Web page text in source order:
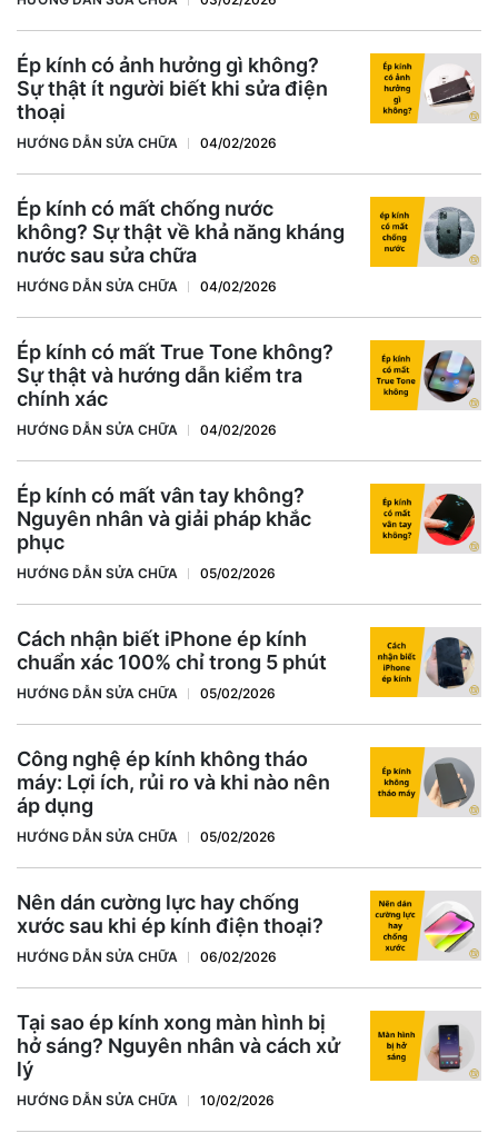
Ép kính có ảnh hưởng gì không?
Sự thật ít người biết khi sửa điện
thoại
HƯỚNG DẪN SỬA CHỮA 04/02/2026
Ép kính có mất chống nước
không? Sự thật về khả năng kháng
nước sau sửa chữa
HƯỚNG DẪN SỬA CHỮA 04/02/2026
Ép kính có mất True Tone không?
Sự thật và hướng dẫn kiểm tra
chính xác
HƯỚNG DẪN SỬA CHỮA 04/02/2026
Ép kính có mất vân tay không?
Nguyên nhân và giải pháp khắc
phục
HƯỚNG DẪN SỬA CHỮA 05/02/2026
Cách nhận biết iPhone ép kính
chuẩn xác 100% chỉ trong 5 phút
HƯỚNG DẪN SỬA CHỮA 05/02/2026
Công nghệ ép kính không tháo
máy: Lợi ích, rủi ro và khi nào nên
áp dụng
HƯỚNG DẪN SỬA CHỮA 05/02/2026
Nên dán cường lực hay chống
xước sau khi ép kính điện thoại?
HƯỚNG DẪN SỬA CHỮA 06/02/2026
Tại sao ép kính xong màn hình bị
hở sáng? Nguyên nhân và cách xử
lý
HƯỚNG DẪN SỬA CHỮA 10/02/2026